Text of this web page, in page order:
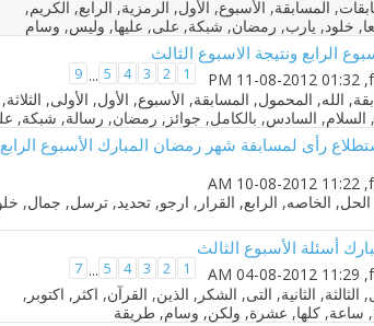
الرابع ونتيجة الاسبوع الثالث
‏, 11-08-2012 01:32 PM
1
2
3
4
5
...
9
رأى لمسابقة شهر رمضان المبارك الأسبوع الرابع
‏, 10-08-2012 11:22 AM
أسئلة الأسبوع الثالث
‏, 04-08-2012 11:29 AM
1
2
3
4
5
...
7